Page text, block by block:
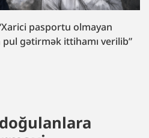
pasportu olmayan
gətirmək ittihamı verilib”